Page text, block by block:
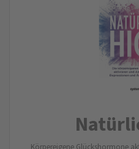
Körpereigene Glückshormone